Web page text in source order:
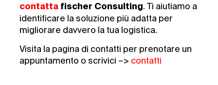
contatta fischer Consulting. Ti aiutiamo a
identificare la soluzione più adatta per
migliorare davvero la tua logistica.
Visita la pagina di contatti per prenotare un
appuntamento o scrivici –> contatti